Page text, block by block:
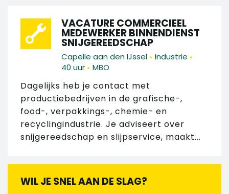
VACATURE COMMERCIEEL
MEDEWERKER BINNENDIENST
SNIJGEREEDSCHAP
Capelle aan den IJssel • Industrie •
40 uur • MBO
Dagelijks heb je contact met
productiebedrijven in de grafische-,
food-, verpakkings-, chemie- en
recyclingindustrie. Je adviseert over
snijgereedschap en slijpservice, maakt...
WIL JE SNEL AAN DE SLAG?